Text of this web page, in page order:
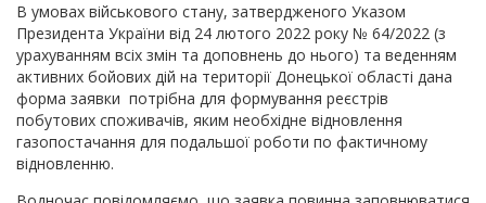
В умовах військового стану, затвердженого Указом
Президента України від 24 лютого 2022 року № 64/2022 (з
урахуванням всіх змін та доповнень до нього) та веденням
активних бойових дій на території Донецької області дана
форма заявки потрібна для формування реєстрів
побутових споживачів, яким необхідне відновлення
газопостачання для подальшої роботи по фактичному
відновленню.